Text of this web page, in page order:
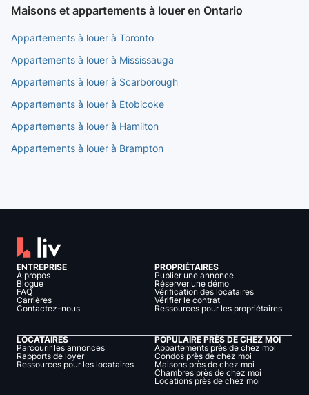
Maisons et appartements à louer en Ontario
Appartements à louer à Toronto
Appartements à louer à Mississauga
Appartements à louer à Scarborough
Appartements à louer à Etobicoke
Appartements à louer à Hamilton
Appartements à louer à Brampton
ENTREPRISE
À propos
Blogue
FAQ
Carrières
Contactez-nous
PROPRIÉTAIRES
Publier une annonce
Réserver une démo
Vérification des locataires
Vérifier le contrat
Ressources pour les propriétaires
LOCATAIRES
Parcourir les annonces
Rapports de loyer
Ressources pour les locataires
POPULAIRE PRÈS DE CHEZ MOI
Appartements près de chez moi
Condos près de chez moi
Maisons près de chez moi
Chambres près de chez moi
Locations près de chez moi